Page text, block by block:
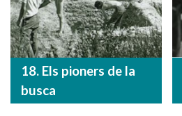
18. Els pioners de la
busca